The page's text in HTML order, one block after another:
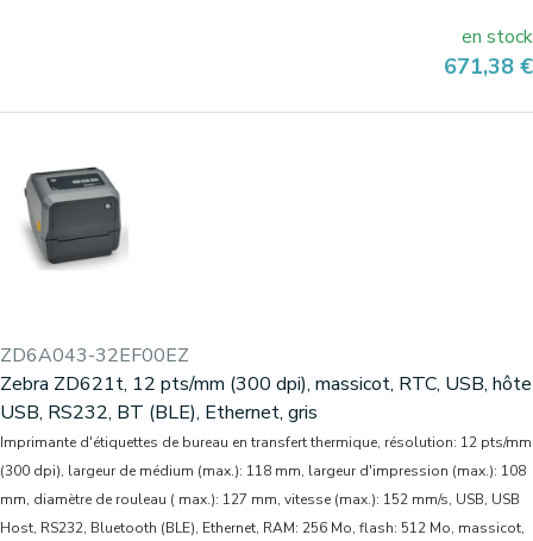
en stock
Prix
671,38 €
ZD6A043-32EF00EZ
Zebra ZD621t, 12 pts/mm (300 dpi), massicot, RTC, USB, hôte
USB, RS232, BT (BLE), Ethernet, gris
Imprimante d'étiquettes de bureau en transfert thermique, résolution: 12 pts/mm
(300 dpi), largeur de médium (max.): 118 mm, largeur d'impression (max.): 108
mm, diamètre de rouleau ( max.): 127 mm, vitesse (max.): 152 mm/s, USB, USB
Host, RS232, Bluetooth (BLE), Ethernet, RAM: 256 Mo, flash: 512 Mo, massicot,